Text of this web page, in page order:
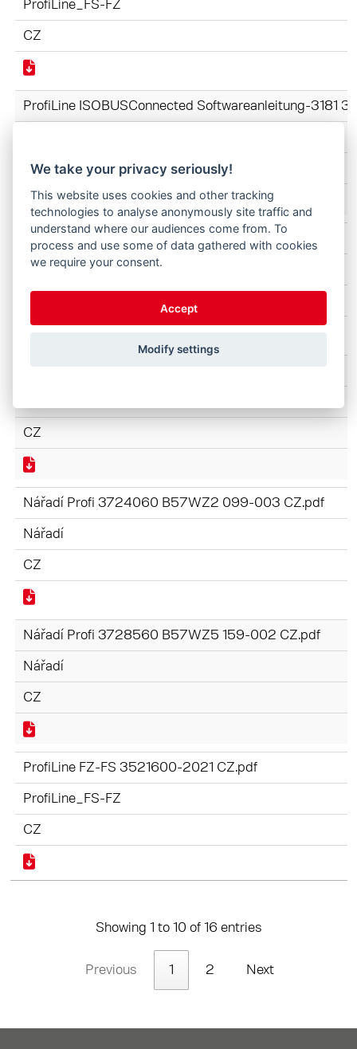
ProfiLine_FS-FZ
CZ
ProfiLine ISOBUSConnected Softwareanleitung-3181
CZ
ProfiLine FZ-FS 3620-4842 3745060-2025-CZ.pdf
ProfiLine_FS-FZ
CZ
Nářadí Profi 3724060 B57WZ2 099-003 CZ.pdf
Nářadí
CZ
Nářadí Profi 3728560 B57WZ5 159-002 CZ.pdf
Nářadí
CZ
ProfiLine FZ-FS 3521600-2021 CZ.pdf
ProfiLine_FS-FZ
CZ
Showing 1 to 10 of 16 entries
Previous 1 2 Next
We take your privacy seriously!
This website uses cookies and other tracking
technologies to analyse anonymously site traffic and
understand where our audiences come from. To
process and use some of data gathered with cookies
we require your consent.
Accept
Modify settings